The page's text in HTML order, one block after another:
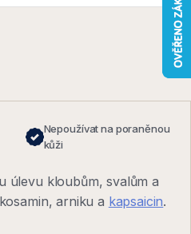
Nepoužívat na poraněnou
kůži
úlevu kloubům, svalům a
arniku a kapsaicin.